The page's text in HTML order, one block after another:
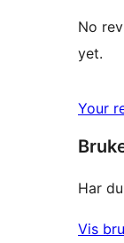
No
yet.
Your
Har
Vis